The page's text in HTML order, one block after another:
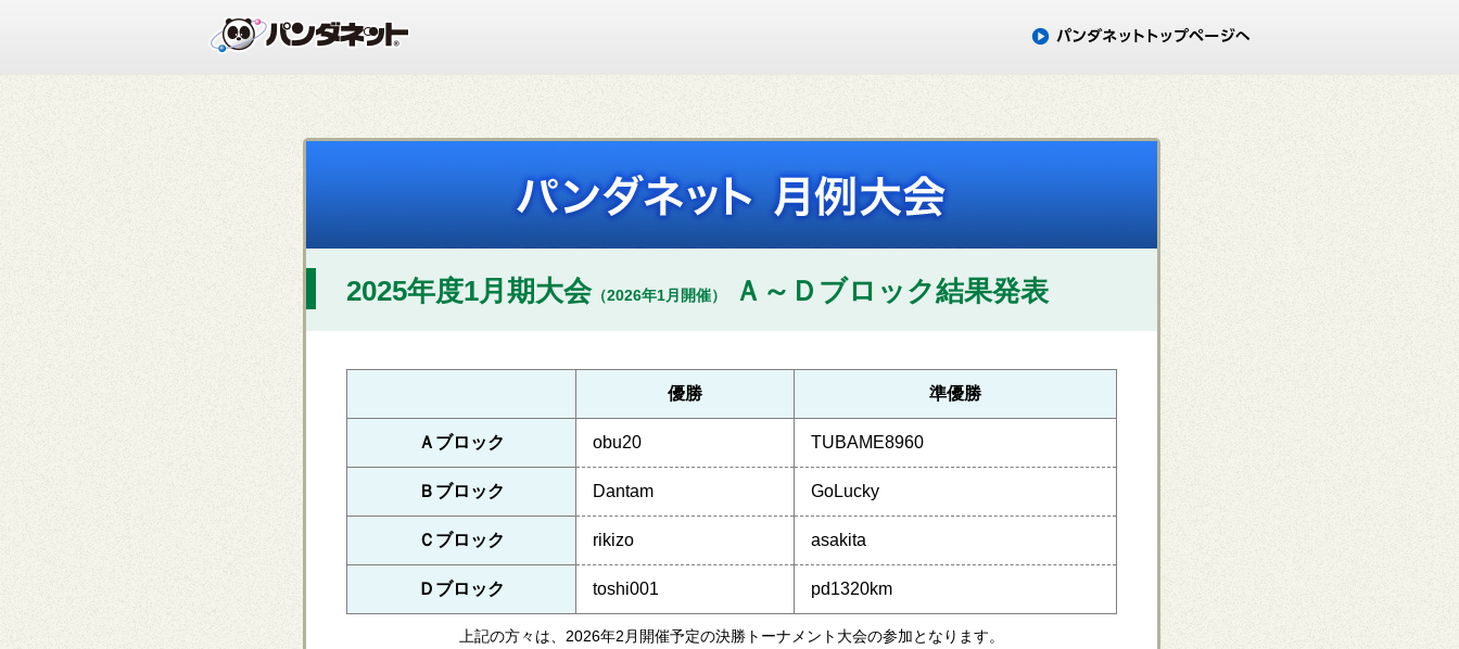
2025年度1月期大会（2026年1月開催） Ａ～Ｄブロック結果発表
優勝 準優勝
Ａブロック obu20 TUBAME8960
Ｂブロック Dantam GoLucky
Ｃブロック rikizo asakita
Ｄブロック toshi001 pd1320km
上記の方々は、2026年2月開催予定の決勝トーナメント大会の参加となります。